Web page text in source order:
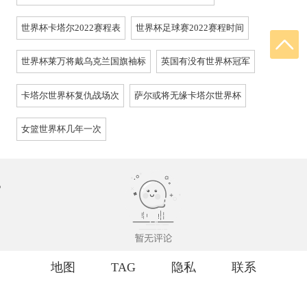
世界杯卡塔尔2022赛程表 世界杯足球赛2022赛程时间
世界杯莱万将戴乌克兰国旗袖标 英国有没有世界杯冠军
卡塔尔世界杯复仇战场次 萨尔或将无缘卡塔尔世界杯
女篮世界杯几年一次
地图 TAG 隐私 联系